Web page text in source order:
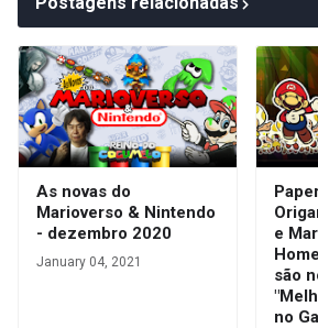
As novas do
Marioverso & Nintendo
- dezembro 2020
January 04, 2021
e
são
no